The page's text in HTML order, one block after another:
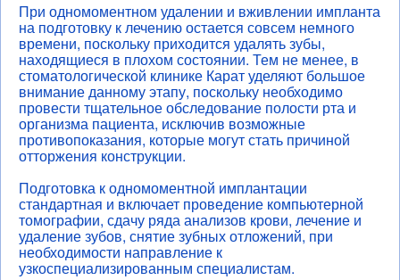
При одномоментном удалении и вживлении импланта
на подготовку к лечению остается совсем немного
времени, поскольку приходится удалять зубы,
находящиеся в плохом состоянии. Тем не менее, в
стоматологической клинике Карат уделяют большое
внимание данному этапу, поскольку необходимо
провести тщательное обследование полости рта и
организма пациента, исключив возможные
противопоказания, которые могут стать причиной
отторжения конструкции.
Подготовка к одномоментной имплантации
стандартная и включает проведение компьютерной
томографии, сдачу ряда анализов крови, лечение и
удаление зубов, снятие зубных отложений, при
необходимости направление к
узкоспециализированным специалистам.